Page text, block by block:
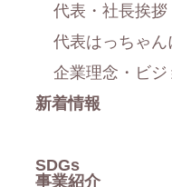
代表・社長挨拶
代表はっちゃん
企業理念・ビジ
事業紹介
新着情報
SDGs